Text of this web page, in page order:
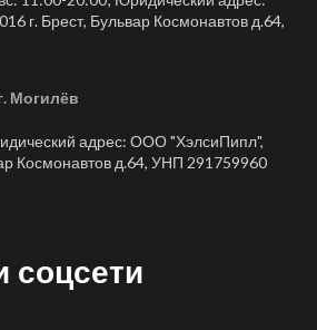
г. Брест, Бульвар Космонавтов д.64,
Могилёв
адрес: ООО "ХэлсиПипл",
Космонавтов д.64, УНП 291759960
соцсети